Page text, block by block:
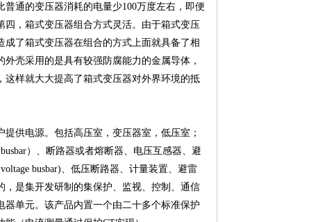
通的变压器消耗的电量少100万度左右，即便
，箱式变压器组合方式灵活。由于箱式变压
了箱式变压器在组合的方式上面就具备了相
壳采用的是具有较强防腐能力的金属导体，
样就大大提高了箱式变压器对外界环境的抵
供电源。包括高压室，变压器室，低压室；
）、断路器或者熔断器、电压互感器、避
busbar)、低压断路器、计量装置、避雷
是集开发研制的集保护、监视、控制、通信
单元。该产品内置一个由二十多个标准保护